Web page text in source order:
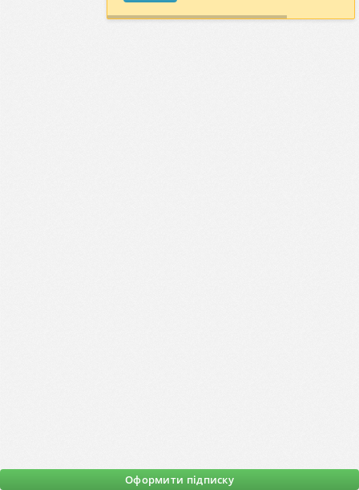
Оформити підписку